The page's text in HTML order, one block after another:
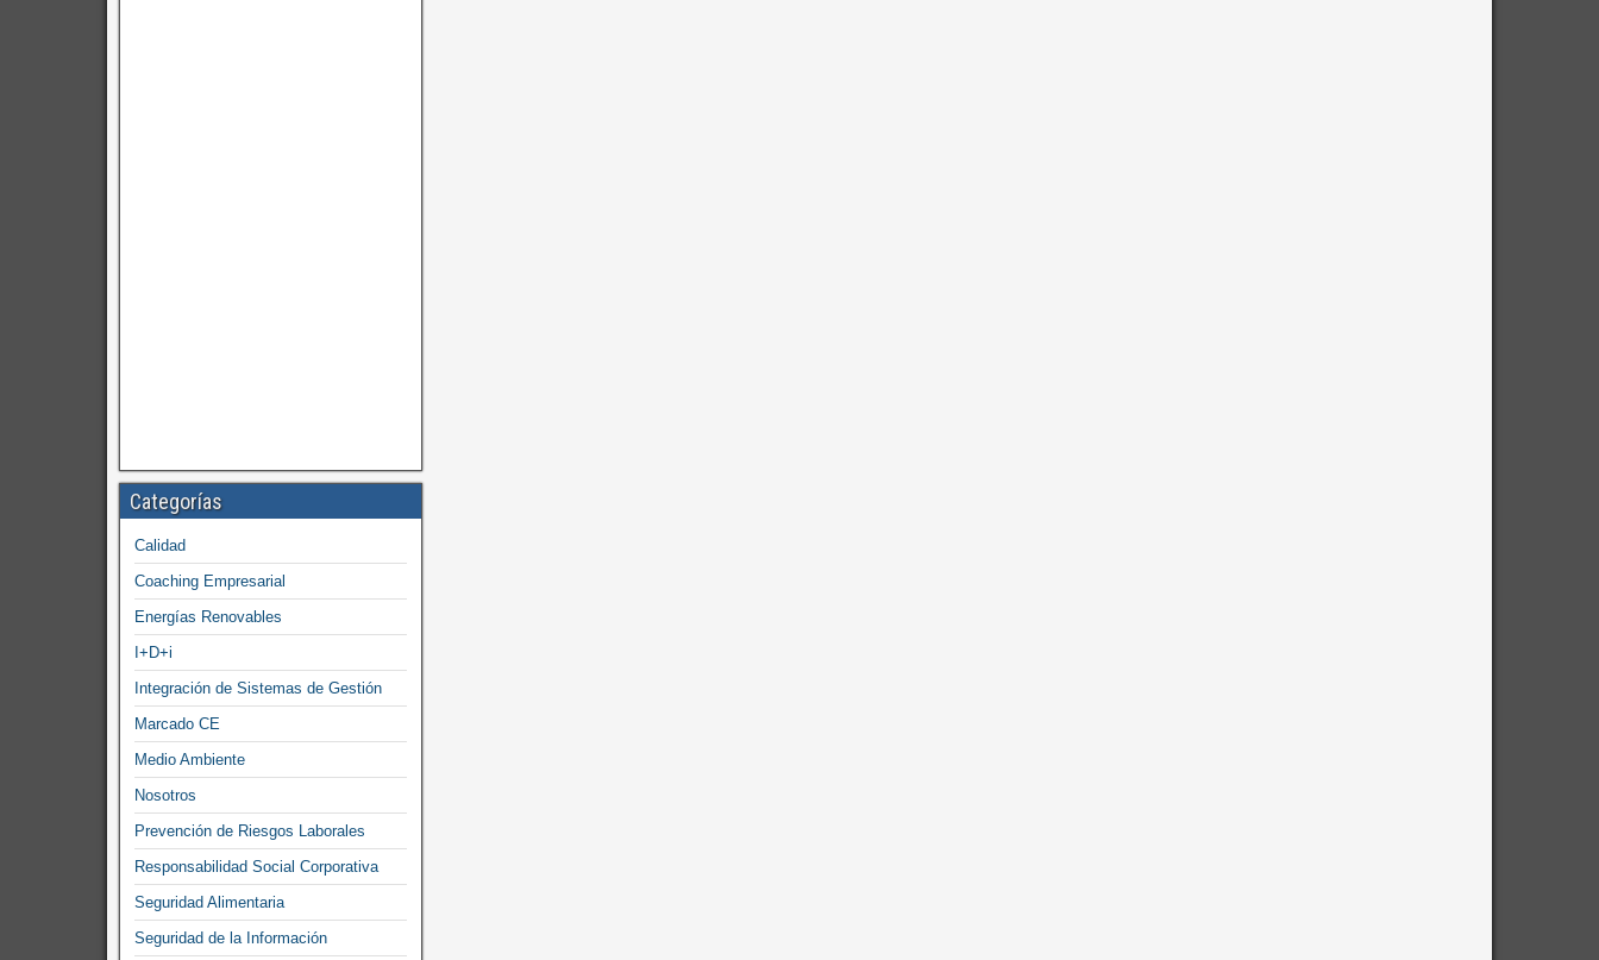
Categorías
Calidad
Coaching Empresarial
Energías Renovables
I+D+i
Integración de Sistemas de Gestión
Marcado CE
Medio Ambiente
Nosotros
Prevención de Riesgos Laborales
Responsabilidad Social Corporativa
Seguridad Alimentaria
Seguridad de la Información